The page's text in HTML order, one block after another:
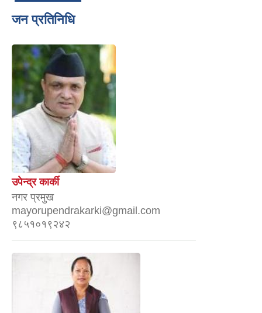
जन प्रतिनिधि
उपेन्द्र कार्की
नगर प्रमुख
mayorupendrakarki@gmail.com
९८५१०१९२४२